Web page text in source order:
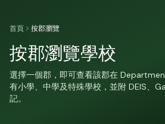
首頁 按郡瀏覽
按郡瀏覽學校
選擇一個郡，即可查看該郡在
有小學、中學及特殊學校，並附 DEIS、
記。